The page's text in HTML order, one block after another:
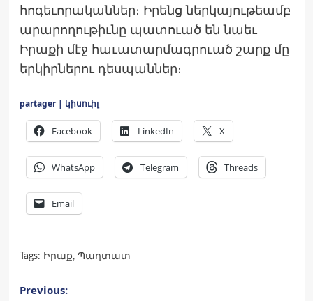
հոգեւորականներ։ Իրենց ներկայութեամբ
արարողութիւնը պատուած են նաեւ
Իրաքի մէջ հաւատարմագրուած շարք մը
երկիրներու դեսպաններ։
partager | կիսուիլ
Facebook LinkedIn X
WhatsApp Telegram Threads
Email
Tags: Իրաք, Պաղտատ
Post
Previous: